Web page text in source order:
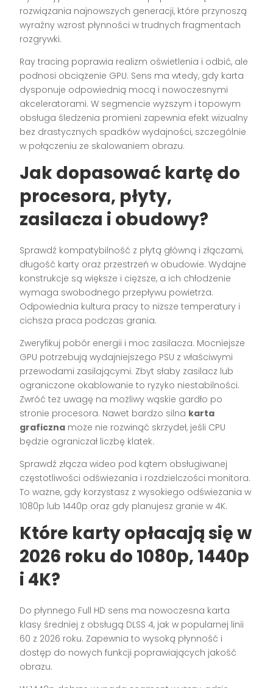
rozwiązania najnowszych generacji, które przynoszą
wyraźny wzrost płynności w trudnych fragmentach
rozgrywki.
Ray tracing poprawia realizm oświetlenia i odbić, ale
podnosi obciążenie GPU. Sens ma wtedy, gdy karta
dysponuje odpowiednią mocą i nowoczesnymi
akceleratorami. W segmencie wyższym i topowym
obsługa śledzenia promieni zapewnia efekt wizualny
bez drastycznych spadków wydajności, szczególnie
w połączeniu ze skalowaniem obrazu.
Jak dopasować kartę do
procesora, płyty,
zasilacza i obudowy?
Sprawdź kompatybilność z płytą główną i złączami,
długość karty oraz przestrzeń w obudowie. Wydajne
konstrukcje są większe i cięższe, a ich chłodzenie
wymaga swobodnego przepływu powietrza.
Odpowiednia kultura pracy to niższe temperatury i
cichsza praca podczas grania.
Zweryfikuj pobór energii i moc zasilacza. Mocniejsze
GPU potrzebują wydajniejszego PSU z właściwymi
przewodami zasilającymi. Zbyt słaby zasilacz lub
ograniczone okablowanie to ryzyko niestabilności.
Zwróć też uwagę na możliwy wąskie gardło po
stronie procesora. Nawet bardzo silna karta
graficzna może nie rozwinąć skrzydeł, jeśli CPU
będzie ograniczał liczbę klatek.
Sprawdź złącza wideo pod kątem obsługiwanej
częstotliwości odświeżania i rozdzielczości monitora.
To ważne, gdy korzystasz z wysokiego odświeżania w
1080p lub 1440p oraz gdy planujesz granie w 4K.
Które karty opłacają się w
2026 roku do 1080p, 1440p
i 4K?
Do płynnego Full HD sens ma nowoczesna karta
klasy średniej z obsługą DLSS 4, jak w popularnej linii
60 z 2026 roku. Zapewnia to wysoką płynność i
dostęp do nowych funkcji poprawiających jakość
obrazu.